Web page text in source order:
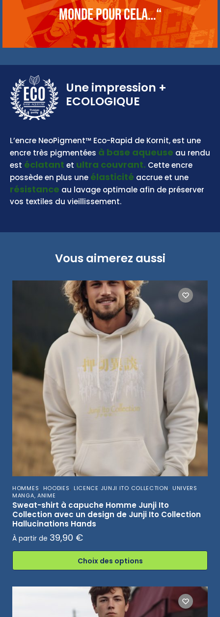
monde pour cela…“
BASE AQUEUSE
Une impression +
ECOLOGIQUE
L’encre NeoPigment™ Eco-Rapid de Kornit, est une
encre très pigmentées à base aqueuse au rendu
est éclatant et ultra couvrant. Cette encre
possède en plus une élasticité accrue et une
résistance au lavage optimale afin de préserver
vos textiles du vieillissement.
Vous aimerez aussi
HOMMES, HOODIES, LICENCE JUNJI ITO COLLECTION, UNIVERS
MANGA, ANIME
Sweat-shirt à capuche Homme Junji Ito
Collection avec un design de Junji Ito Collection
Hallucinations Hands
À partir de 39,90 €
Choix des options